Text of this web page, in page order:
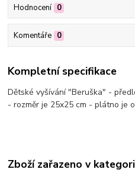
Hodnocení 0
Komentáře 0
Kompletní specifikace
Dětské vyšívání "Beruška" -
- rozměr je 25x25 cm - plátno je
Zboží zařazeno v